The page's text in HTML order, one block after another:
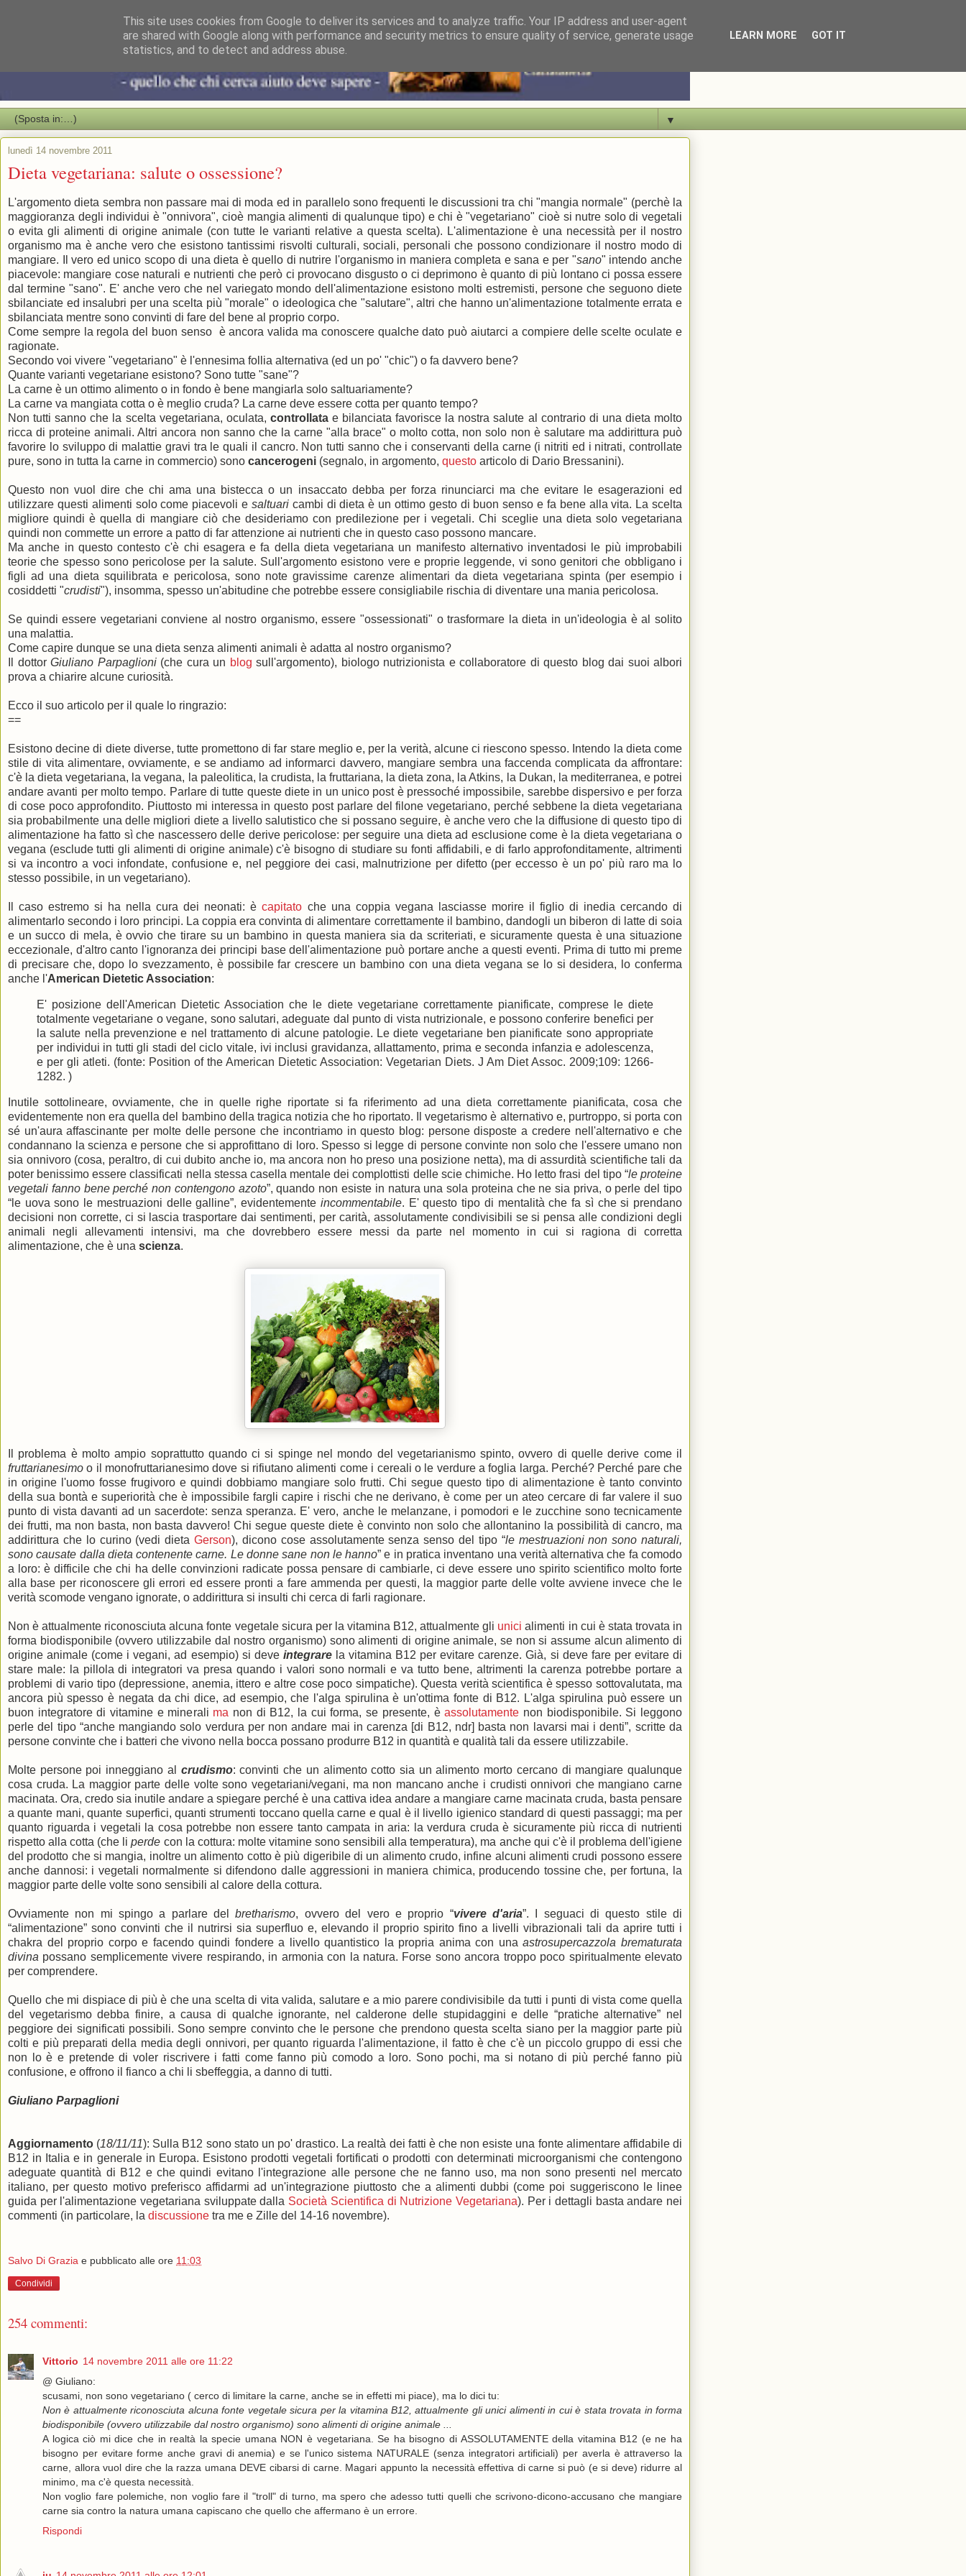
▼
lunedì 14 novembre 2011
Dieta vegetariana: salute o ossessione?
L'argomento dieta sembra non passare mai di moda ed in parallelo sono frequenti le discussioni tra chi "mangia normale" (perchè la
maggioranza degli individui è "onnivora", cioè mangia alimenti di qualunque tipo) e chi è "vegetariano" cioè si nutre solo di vegetali
o evita gli alimenti di origine animale (con tutte le varianti relative a questa scelta). L'alimentazione è una necessità per il nostro
organismo ma è anche vero che esistono tantissimi risvolti culturali, sociali, personali che possono condizionare il nostro modo di
mangiare. Il vero ed unico scopo di una dieta è quello di nutrire l'organismo in maniera completa e sana e per "sano" intendo anche
piacevole: mangiare cose naturali e nutrienti che però ci provocano disgusto o ci deprimono è quanto di più lontano ci possa essere
dal termine "sano". E' anche vero che nel variegato mondo dell'alimentazione esistono molti estremisti, persone che seguono diete
sbilanciate ed insalubri per una scelta più "morale" o ideologica che "salutare", altri che hanno un'alimentazione totalmente errata e
sbilanciata mentre sono convinti di fare del bene al proprio corpo.
Come sempre la regola del buon senso è ancora valida ma conoscere qualche dato può aiutarci a compiere delle scelte oculate e
ragionate.
Secondo voi vivere "vegetariano" è l'ennesima follia alternativa (ed un po' "chic") o fa davvero bene?
Quante varianti vegetariane esistono? Sono tutte "sane"?
La carne è un ottimo alimento o in fondo è bene mangiarla solo saltuariamente?
La carne va mangiata cotta o è meglio cruda? La carne deve essere cotta per quanto tempo?
Non tutti sanno che la scelta vegetariana, oculata, controllata e bilanciata favorisce la nostra salute al contrario di una dieta molto
ricca di proteine animali. Altri ancora non sanno che la carne "alla brace" o molto cotta, non solo non è salutare ma addirittura può
favorire lo sviluppo di malattie gravi tra le quali il cancro. Non tutti sanno che i conservanti della carne (i nitriti ed i nitrati, controllate
pure, sono in tutta la carne in commercio) sono cancerogeni (segnalo, in argomento, questo articolo di Dario Bressanini).
Questo non vuol dire che chi ama una bistecca o un insaccato debba per forza rinunciarci ma che evitare le esagerazioni ed
utilizzare questi alimenti solo come piacevoli e saltuari cambi di dieta è un ottimo gesto di buon senso e fa bene alla vita. La scelta
migliore quindi è quella di mangiare ciò che desideriamo con predilezione per i vegetali. Chi sceglie una dieta solo vegetariana
quindi non commette un errore a patto di far attenzione ai nutrienti che in questo caso possono mancare.
Ma anche in questo contesto c'è chi esagera e fa della dieta vegetariana un manifesto alternativo inventadosi le più improbabili
teorie che spesso sono pericolose per la salute. Sull'argomento esistono vere e proprie leggende, vi sono genitori che obbligano i
figli ad una dieta squilibrata e pericolosa, sono note gravissime carenze alimentari da dieta vegetariana spinta (per esempio i
cosiddetti "crudisti"), insomma, spesso un'abitudine che potrebbe essere consigliabile rischia di diventare una mania pericolosa.
Se quindi essere vegetariani conviene al nostro organismo, essere "ossessionati" o trasformare la dieta in un'ideologia è al solito
una malattia.
Come capire dunque se una dieta senza alimenti animali è adatta al nostro organismo?
Il dottor Giuliano Parpaglioni(che cura un blog sull'argomento), biologo nutrizionista e collaboratore di questo blog dai suoi albori
prova a chiarire alcune curiosità.
Ecco il suo articolo per il quale lo ringrazio:
==
Esistono decine di diete diverse, tutte promettono di far stare meglio e, per la verità, alcune ci riescono spesso. Intendo la dieta come
stile di vita alimentare, ovviamente, e se andiamo ad informarci davvero, mangiare sembra una faccenda complicata da affrontare:
c'è la dieta vegetariana, la vegana, la paleolitica, la crudista, la fruttariana, la dieta zona, la Atkins, la Dukan, la mediterranea, e potrei
andare avanti per molto tempo. Parlare di tutte queste diete in un unico post è pressoché impossibile, sarebbe dispersivo e per forza
di cose poco approfondito. Piuttosto mi interessa in questo post parlare del filone vegetariano, perché sebbene la dieta vegetariana
sia probabilmente una delle migliori diete a livello salutistico che si possano seguire, è anche vero che la diffusione di questo tipo di
alimentazione ha fatto sì che nascessero delle derive pericolose: per seguire una dieta ad esclusione come è la dieta vegetariana o
vegana (esclude tutti gli alimenti di origine animale) c'è bisogno di studiare su fonti affidabili, e di farlo approfonditamente, altrimenti
si va incontro a voci infondate, confusione e, nel peggiore dei casi, malnutrizione per difetto (per eccesso è un po' più raro ma lo
stesso possibile, in un vegetariano).
Il caso estremo si ha nella cura dei neonati: ècapitato che una coppia vegana lasciasse morire il figlio di inedia cercando di
alimentarlo secondo i loro principi. La coppia era convinta di alimentare correttamente il bambino, dandogli un biberon di latte di soia
e un succo di mela, è ovvio che tirare su un bambino in questa maniera sia da scriteriati, e sicuramente questa è una situazione
eccezionale, d'altro canto l'ignoranza dei principi base dell'alimentazione può portare anche a questi eventi. Prima di tutto mi preme
di precisare che, dopo lo svezzamento, è possibile far crescere un bambino con una dieta vegana se lo si desidera, lo conferma
anche l'American Dietetic Association:
E' posizione dell'American Dietetic Association che le diete vegetariane correttamente pianificate, comprese le diete
totalmente vegetariane o vegane, sono salutari, adeguate dal punto di vista nutrizionale, e possono conferire benefici per
la salute nella prevenzione e nel trattamento di alcune patologie. Le diete vegetariane ben pianificate sono appropriate
per individui in tutti gli stadi del ciclo vitale, ivi inclusi gravidanza, allattamento, prima e seconda infanzia e adolescenza,
e per gli atleti. (fonte: Position of the American Dietetic Association: Vegetarian Diets. J Am Diet Assoc. 2009;109: 1266-
1282. )
Inutile sottolineare, ovviamente, che in quelle righe riportate si fa riferimento ad una dieta correttamente pianificata, cosa che
evidentemente non era quella del bambino della tragica notizia che ho riportato. Il vegetarismo è alternativo e, purtroppo, si porta con
sé un'aura affascinante per molte delle persone che incontriamo in questo blog: persone disposte a credere nell'alternativo e che
condannano la scienza e persone che si approfittano di loro. Spesso si legge di persone convinte non solo che l'essere umano non
sia onnivoro (cosa, peraltro, di cui dubito anche io, ma ancora non ho preso una posizione netta), ma di assurdità scientifiche tali da
poter benissimo essere classificati nella stessa casella mentale dei complottisti delle scie chimiche. Ho letto frasi del tipo “le proteine
vegetali fanno bene perché non contengono azoto”, quando non esiste in natura una sola proteina che ne sia priva, o perle del tipo
“le uova sono le mestruazioni delle galline”, evidentemente incommentabile. E' questo tipo di mentalità che fa sì che si prendano
decisioni non corrette, ci si lascia trasportare dai sentimenti, per carità, assolutamente condivisibili se si pensa alle condizioni degli
animali negli allevamenti intensivi, ma che dovrebbero essere messi da parte nel momento in cui si ragiona di corretta
alimentazione, che è una scienza.
Il problema è molto ampio soprattutto quando ci si spinge nel mondo del vegetarianismo spinto, ovvero di quelle derive come il
fruttarianesimoo il monofruttarianesimo dove si rifiutano alimenti come i cereali o le verdure a foglia larga. Perché? Perché pare che
in origine l'uomo fosse frugivoro e quindi dobbiamo mangiare solo frutti. Chi segue questo tipo di alimentazione è tanto convinto
della sua bontà e superiorità che è impossibile fargli capire i rischi che ne derivano, è come per un ateo cercare di far valere il suo
punto di vista davanti ad un sacerdote: senza speranza. E' vero, anche le melanzane, i pomodori e le zucchine sono tecnicamente
dei frutti, ma non basta, non basta davvero! Chi segue queste diete è convinto non solo che allontanino la possibilità di cancro, ma
addirittura che lo curino (vedi dieta Gerson), dicono cose assolutamente senza senso del tipo “le mestruazioni non sono naturali,
sono causate dalla dieta contenente carne. Le donne sane non le hanno” e in pratica inventano una verità alternativa che fa comodo
a loro: è difficile che chi ha delle convinzioni radicate possa pensare di cambiarle, ci deve essere uno spirito scientifico molto forte
alla base per riconoscere gli errori ed essere pronti a fare ammenda per questi, la maggior parte delle volte avviene invece che le
verità scomode vengano ignorate, o addirittura si insulti chi cerca di farli ragionare.
Non è attualmente riconosciuta alcuna fonte vegetale sicura per la vitamina B12, attualmente gli unici alimenti in cui è stata trovata in
forma biodisponibile (ovvero utilizzabile dal nostro organismo) sono alimenti di origine animale, se non si assume alcun alimento di
origine animale (come i vegani, ad esempio) si deve integrare la vitamina B12 per evitare carenze. Già, si deve fare per evitare di
stare male: la pillola di integratori va presa quando i valori sono normali e va tutto bene, altrimenti la carenza potrebbe portare a
problemi di vario tipo (depressione, anemia, ittero e altre cose poco simpatiche). Questa verità scientifica è spesso sottovalutata, ma
ancora più spesso è negata da chi dice, ad esempio, che l'alga spirulina è un'ottima fonte di B12. L'alga spirulina può essere un
buon integratore di vitamine e minerali ma non di B12, la cui forma, se presente, èassolutamente non biodisponibile. Si leggono
perle del tipo “anche mangiando solo verdura per non andare mai in carenza [di B12, ndr] basta non lavarsi mai i denti”, scritte da
persone convinte che i batteri che vivono nella bocca possano produrre B12 in quantità e qualità tali da essere utilizzabile.
Molte persone poi inneggiano al crudismo: convinti che un alimento cotto sia un alimento morto cercano di mangiare qualunque
cosa cruda. La maggior parte delle volte sono vegetariani/vegani, ma non mancano anche i crudisti onnivori che mangiano carne
macinata. Ora, credo sia inutile andare a spiegare perché è una cattiva idea andare a mangiare carne macinata cruda, basta pensare
a quante mani, quante superfici, quanti strumenti toccano quella carne e qual è il livello igienico standard di questi passaggi; ma per
quanto riguarda i vegetali la cosa potrebbe non essere tanto campata in aria: la verdura cruda è sicuramente più ricca di nutrienti
rispetto alla cotta (che liperde con la cottura: molte vitamine sono sensibili alla temperatura), ma anche qui c'è il problema dell'igiene
del prodotto che si mangia, inoltre un alimento cotto è più digeribile di un alimento crudo, infine alcuni alimenti crudi possono essere
anche dannosi: i vegetali normalmente si difendono dalle aggressioni in maniera chimica, producendo tossine che, per fortuna, la
maggior parte delle volte sono sensibili al calore della cottura.
Ovviamente non mi spingo a parlare delbretharismo, ovvero del vero e proprio “vivere d'aria”. I seguaci di questo stile di
“alimentazione” sono convinti che il nutrirsi sia superfluo e, elevando il proprio spirito fino a livelli vibrazionali tali da aprire tutti i
chakra del proprio corpo e facendo quindi fondere a livello quantistico la propria anima con unaastrosupercazzola brematurata
divina possano semplicemente vivere respirando, in armonia con la natura. Forse sono ancora troppo poco spiritualmente elevato
per comprendere.
Quello che mi dispiace di più è che una scelta di vita valida, salutare e a mio parere condivisibile da tutti i punti di vista come quella
del vegetarismo debba finire, a causa di qualche ignorante, nel calderone delle stupidaggini e delle “pratiche alternative” nel
peggiore dei significati possibili. Sono sempre convinto che le persone che prendono questa scelta siano per la maggior parte più
colti e più preparati della media degli onnivori, per quanto riguarda l'alimentazione, il fatto è che c'è un piccolo gruppo di essi che
non lo è e pretende di voler riscrivere i fatti come fanno più comodo a loro. Sono pochi, ma si notano di più perché fanno più
confusione, e offrono il fianco a chi li sbeffeggia, a danno di tutti.
Giuliano Parpaglioni
Aggiornamento (18/11/11): Sulla B12 sono stato un po' drastico. La realtà dei fatti è che non esiste una fonte alimentare affidabile di
B12 in Italia e in generale in Europa. Esistono prodotti vegetali fortificati o prodotti con determinati microorganismi che contengono
adeguate quantità di B12 e che quindi evitano l'integrazione alle persone che ne fanno uso, ma non sono presenti nel mercato
italiano, per questo motivo preferisco affidarmi ad un'integrazione piuttosto che a alimenti dubbi (come poi suggeriscono le linee
guida per l'alimentazione vegetariana sviluppate dalla Società Scientifica di Nutrizione Vegetariana). Per i dettagli basta andare nei
commenti (in particolare, la discussione tra me e Zille del 14-16 novembre).
Salvo Di Grazia e pubblicato alle ore 11:03
Condividi
254 commenti:
Vittorio 14 novembre 2011 alle ore 11:22
@ Giuliano:
scusami, non sono vegetariano ( cerco di limitare la carne, anche se in effetti mi piace), ma lo dici tu:
Non è attualmente riconosciuta alcuna fonte vegetale sicura per la vitamina B12, attualmente gli unici alimenti in cui è stata trovata in forma
biodisponibile (ovvero utilizzabile dal nostro organismo) sono alimenti di origine animale ...
A logica ciò mi dice che in realtà la specie umana NON è vegetariana. Se ha bisogno di ASSOLUTAMENTE della vitamina B12 (e ne ha
bisogno per evitare forme anche gravi di anemia) e se l'unico sistema NATURALE (senza integratori artificiali) per averla è attraverso la
carne, allora vuol dire che la razza umana DEVE cibarsi di carne. Magari appunto la necessità effettiva di carne si può (e si deve) ridurre al
minimo, ma c'è questa necessità.
Non voglio fare polemiche, non voglio fare il "troll" di turno, ma spero che adesso tutti quelli che scrivono-dicono-accusano che mangiare
carne sia contro la natura umana capiscano che quello che affermano è un errore.
Rispondi
This site uses cookies from Google to deliver its services and to analyze traffic. Your IP address and user-agent
are shared with Google along with performance and security metrics to ensure quality of service, generate usage
statistics, and to detect and address abuse.
LEARN MORE GOT IT